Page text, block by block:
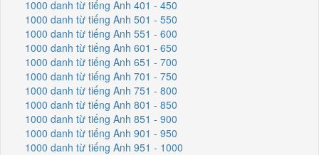
1000 danh từ tiếng Anh 401 - 450
1000 danh từ tiếng Anh 501 - 550
1000 danh từ tiếng Anh 551 - 600
1000 danh từ tiếng Anh 601 - 650
1000 danh từ tiếng Anh 651 - 700
1000 danh từ tiếng Anh 701 - 750
1000 danh từ tiếng Anh 751 - 800
1000 danh từ tiếng Anh 801 - 850
1000 danh từ tiếng Anh 851 - 900
1000 danh từ tiếng Anh 901 - 950
1000 danh từ tiếng Anh 951 - 1000